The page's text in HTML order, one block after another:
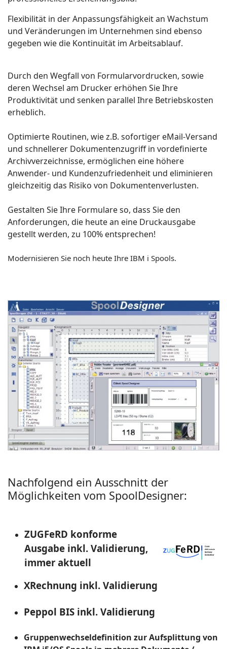
Flexibilität in der Anpassungsfähigkeit an Wachstum
und Veränderungen im Unternehmen sind ebenso
gegeben wie die Kontinuität im Arbeitsablauf.
Durch den Wegfall von Formularvordrucken, sowie
deren Wechsel am Drucker erhöhen Sie Ihre
Produktivität und senken parallel Ihre Betriebskosten
erheblich.
Optimierte Routinen, wie z.B. sofortiger eMail-Versand
und schnellerer Dokumentenzugriff in vordefinierte
Archivverzeichnisse, ermöglichen eine höhere
Anwender- und Kundenzufriedenheit und eliminieren
gleichzeitig das Risiko von Dokumentenverlusten.
Gestalten Sie Ihre Formulare so, dass Sie den
Anforderungen, die heute an eine Druckausgabe
gestellt werden, zu 100% entsprechen!
Modernisieren Sie noch heute Ihre IBM i Spools.
Nachfolgend ein Ausschnitt der
Möglichkeiten vom SpoolDesigner:
ZUGFeRD konforme
Ausgabe inkl. Validierung,
immer aktuell
XRechnung inkl. Validierung
Peppol BIS inkl. Validierung
Gruppenwechseldefinition zur Aufsplittung von